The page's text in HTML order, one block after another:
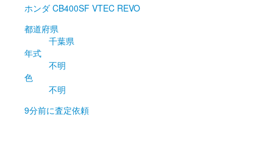
ホンダ CB400SF VTEC REVO
都道府県
千葉県
年式
不明
色
不明
9分前に査定依頼